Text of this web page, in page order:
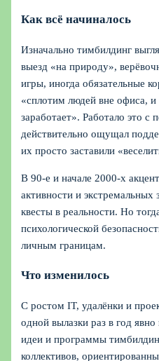
Как всё начиналось
Изначально тимбилдинг
выезд «на природу»,
игры, иногда обязательные
«сплотим людей вне офиса,
заработает». Работало это
действительно ощущал
их просто заставили
В 90‑е и начале 2000‑х
активности и экстремальных
квесты в реальности. Но
психологической
личным границам.
Что изменилось
С ростом IT, удалёнки и
одной вылазки раз в год
идеи и программы
коллективов,